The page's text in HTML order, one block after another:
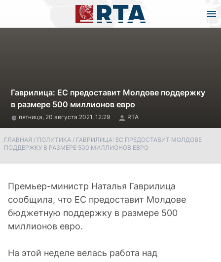
Гаврилица: ЕС предоставит Молдове поддержку
в размере 500 миллионов евро
пятница, 20 августа 2021, 12:29 RTA
ГЛАВНАЯ / ПОЛИТИКА / ГАВРИЛИЦА: ЕС ПРЕДОСТАВИТ МОЛДОВЕ
ПОДДЕРЖКУ В РАЗМЕРЕ 500 МИЛЛИОНОВ ЕВРО
Премьер-министр Наталья Гаврилица
сообщила, что ЕС предоставит Молдове
бюджетную поддержку в размере 500
миллионов евро.
На этой неделе велась работа над